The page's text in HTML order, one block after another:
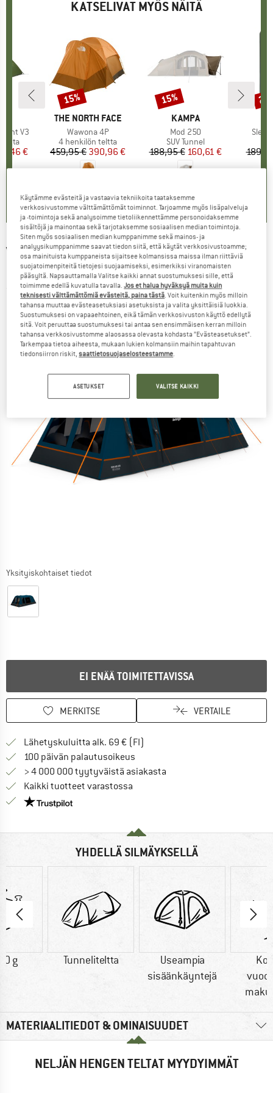
KATSELIVAT MYÖS NÄITÄ
V3
hinta
€
MERKKI
THE NORTH FACE
Tuote
Wawona 4P
Tuoteryhmä
4 henkilön teltta
Hinta
459,95 € Alennettu hinta
390,96 €
Alennus
15%
MERKKI
KAMPA
Tuote
Mod 250
Tuoteryhmä
SUV Tunnel
Hinta
188,95 €Alennettu hinta
160,61 €
Alennus
15%
Tuote
VANGO -Joro Air 450 Sentinel Eco Dura
Package - 4 henkilön teltta
(0)
Yksityiskohtaiset tiedot
EI ENÄÄ TOIMITETTAVISSA
MERKITSE VERTAILE
Lähetyskuluitta alk. 69 € (FI)
100 päivän palautusoikeus
> 4 000 000 tyytyväistä asiakasta
Kaikki tuotteet varastossa
Meillä on Trustpilot -sertifiointi - lue lisää tästä!
YHDELLÄ SILMÄYKSELLÄ
g Tunneliteltta
Useampia
sisäänkäyntejä
MATERIAALITIEDOT & OMINAISUUDET
NELJÄN HENGEN TELTAT MYYDYIMMÄT
Käytämme evästeitä ja vastaavia tekniikoita taataksemme
verkkosivustomme välttämättömät toiminnot. Tarjoamme myös lisäpalveluja
ja -toimintoja sekä analysoimme tietoliikennettämme personoidaksemme
sisältöjä ja mainontaa sekä tarjotaksemme sosiaalisen median toimintoja.
Siten myös sosiaalisen median kumppanimme sekä mainos- ja
analyysikumppanimme saavat tiedon siitä, että käytät verkkosivustoamme;
osa mainituista kumppaneista sijaitsee kolmansissa maissa ilman riittäviä
suojatoimenpiteitä tietojesi suojaamiseksi, esimerkiksi viranomaisten
pääsyltä. Napsauttamalla Valitse kaikki annat suostumuksesi sille, että
toimimme edellä kuvatulla tavalla.Jos et halua hyväksyä muita kuin
teknisesti välttämättömiä evästeitä, paina tästä. Voit kuitenkin myös milloin
tahansa muuttaa evästeasetuksiasi asetuksista ja valita yksittäisiä luokkia.
Suostumuksesi on vapaaehtoinen, eikä tämän verkkosivuston käyttö edellytä
sitä. Voit peruuttaa suostumuksesi tai antaa sen ensimmäisen kerran milloin
tahansa verkkosivustomme alaosassa olevasta kohdasta ”Evästeasetukset”.
Tarkempaa tietoa aiheesta, mukaan lukien kolmansiin maihin tapahtuvan
tiedonsiirron riskit,saattietosuojaselosteestamme.
ASETUKSET VALITSE KAIKKI